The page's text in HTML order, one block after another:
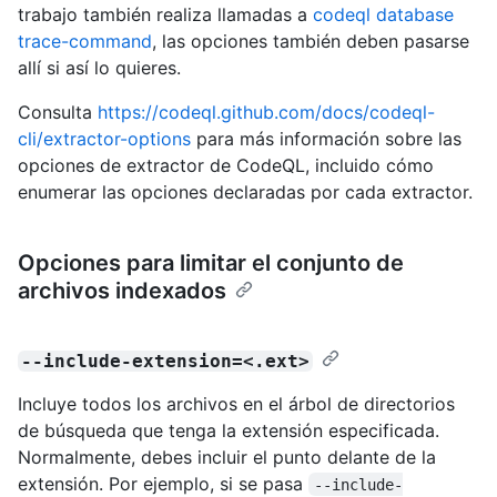
trabajo también realiza llamadas a codeql database
trace-command, las opciones también deben pasarse
allí si así lo quieres.
Consulta https://codeql.github.com/docs/codeql-
cli/extractor-options para más información sobre las
opciones de extractor de CodeQL, incluido cómo
enumerar las opciones declaradas por cada extractor.
Opciones para limitar el conjunto de
archivos indexados
--include-extension=<.ext>
Incluye todos los archivos en el árbol de directorios
de búsqueda que tenga la extensión especificada.
Normalmente, debes incluir el punto delante de la
extensión. Por ejemplo, si se pasa
--include-